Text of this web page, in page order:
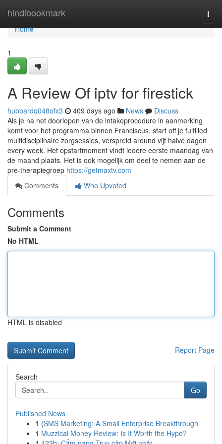
hindibookmark
Home
Home
1
A Review Of iptv for firestick
hubbardq048ofx3 409 days ago News
Discuss
Als je na het doorlopen van de intakeprocedure in aanmerking
komt voor het programma binnen Franciscus, start off je fulfilled
multidisciplinaire zorgsessies, verspreid around vijf halve dagen
every week. Het opstartmoment vindt iedere eerste maandag van
de maand plaats. Het is ook mogelijk om deel te nemen aan de
pre-therapiegroep https://getmaxtv.com
Comments
Who Upvoted
Comments
Submit a Comment
No HTML
HTML is disabled
Report Page
Search
Go
Published News
1 {SMS Marketing: A Small Enterprise Breakthrough
1 Muzzical Money Review: Is It Worth the Hype?